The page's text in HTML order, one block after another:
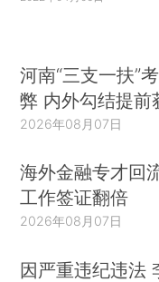
河南“三支一扶”
弊 内外勾结提前
2026年08月07日
海外金融专才回
工作签证翻倍
2026年08月07日
因严重违纪违法